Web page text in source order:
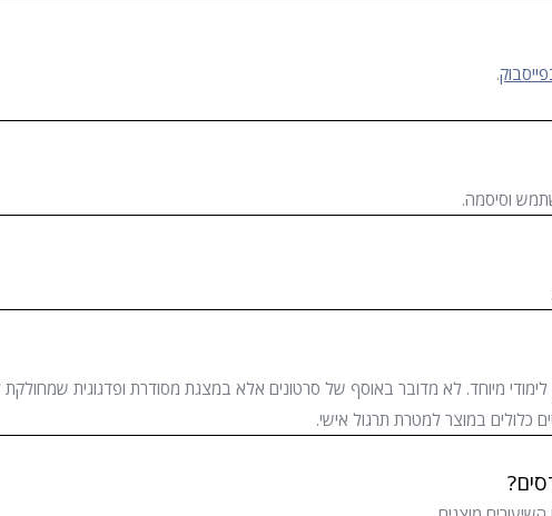
.
וסיסמה.
לימודי מיוחד. לא מדובר באוסף של סרטונים אלא במצגת מסודרת ופדגוגית
כלולים במוצר למטרת תרגול אישי.